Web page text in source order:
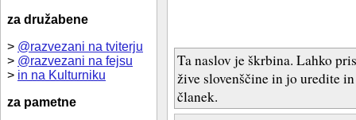
za družabene
> @razvezani na tviterju
> @razvezani na fejsu
> in na Kulturniku
za pametne
Ta naslov je škrbina. Lahko
žive slovenščine in jo uredite
članek.